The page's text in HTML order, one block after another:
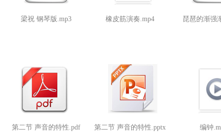
梁祝 钢琴版.mp3 橡皮筋演奏.mp4 琵琶的渐强
第二节 声音的特性.pdf 第二节 声音的特性.pptx 编钟